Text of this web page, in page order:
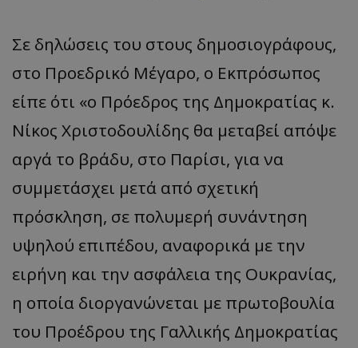
Σε δηλώσεις του στους δημοσιογράφους,
στο Προεδρικό Μέγαρο, ο Εκπρόσωπος
είπε ότι «ο Πρόεδρος της Δημοκρατίας κ.
Νίκος Χριστοδουλίδης θα μεταβεί απόψε
αργά το βράδυ, στο Παρίσι, για να
συμμετάσχει μετά από σχετική
πρόσκληση, σε πολυμερή συνάντηση
υψηλού επιπέδου, αναφορικά με την
ειρήνη και την ασφάλεια της Ουκρανίας,
η οποία διοργανώνεται με πρωτοβουλία
του Προέδρου της Γαλλικής Δημοκρατίας